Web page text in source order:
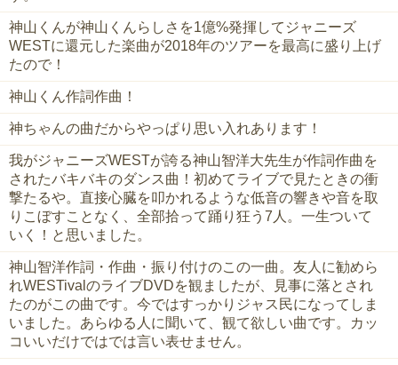
神山くんが神山くんらしさを1億%発揮してジャニーズ
WESTに還元した楽曲が2018年のツアーを最高に盛り上げ
たので！
神山くん作詞作曲！
神ちゃんの曲だからやっぱり思い入れあります！
我がジャニーズWESTが誇る神山智洋大先生が作詞作曲を
されたバキバキのダンス曲！初めてライブで見たときの衝
撃たるや。直接心臓を叩かれるような低音の響きや音を取
りこぼすことなく、全部拾って踊り狂う7人。一生ついて
いく！と思いました。
神山智洋作詞・作曲・振り付けのこの一曲。友人に勧めら
れWESTivalのライブDVDを観ましたが、見事に落とされ
たのがこの曲です。今ではすっかりジャス民になってしま
いました。あらゆる人に聞いて、観て欲しい曲です。カッ
コいいだけではでは言い表せません。